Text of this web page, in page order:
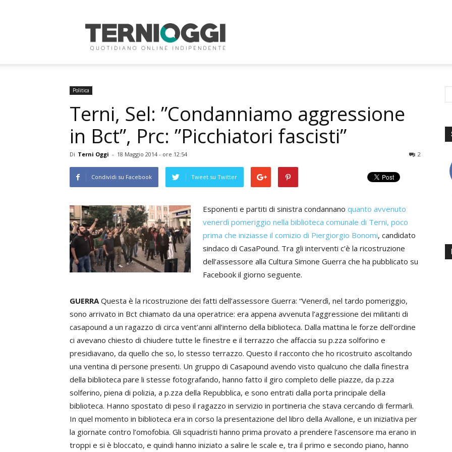
Oggi
Politica
Terni, Sel: ”Condanniamo aggressione
in Bct”, Prc: ”Picchiatori fascisti”
Di Terni Oggi - 18 Maggio 2014 - ore 12:54 2
Condividi su Facebook Tweet su Twitter
Esponenti e partiti di sinistra condannano quanto avvenuto
venerdì pomeriggio nella biblioteca comunale di Terni, poco
prima che iniziasse il comizio di Piergiorgio Bonomi, candidato
sindaco di CasaPound. Tra gli interventi c’è la ricostruzione
dell’assessore alla Cultura Simone Guerra che ha pubblicato su
Facebook il giorno seguente.
GUERRAQuesta è la ricostruzione dei fatti dell’assessore Guerra: “Venerdì, nel tardo pomeriggio,
sono arrivato in Bct chiamato da una operatrice: era appena avvenuta l’aggressione dei militanti di
casapound a un ragazzo di circa vent’anni all’interno della biblioteca. Dalla mattina le forze dell’ordine
ci avevano chiesto di chiudere tutte le finestre e il terrazzo che affaccia su p.zza solforino e
presidiavano, da quello che so, lo stesso terrazzo. Questo il racconto che ho ricostruito ascoltando
una ventina di persone presenti. Un gruppo di Casapound avendo visto qualcuno che dalla finestra
della biblioteca pare li stesse fotografando, hanno fatto il giro completo delle piazze, da p.zza
solferino, piena di polizia, a p.zza della Repubblica, e sono entrati dalla porta principale della
biblioteca. Hanno spostato di peso il ragazzo in servizio in portineria che stava cercando di fermarli.
In quel momento in biblioteca era in corso la presentazione del libro della Avallone, e un iniziativa per
la giornate contro l’omofobia. Gli squadristi hanno prima provato a prendere l’ascensore ma erano in
troppi e si è bloccato, e quindi hanno iniziato a salire le scale e, tra il primo e secondo piano, hanno